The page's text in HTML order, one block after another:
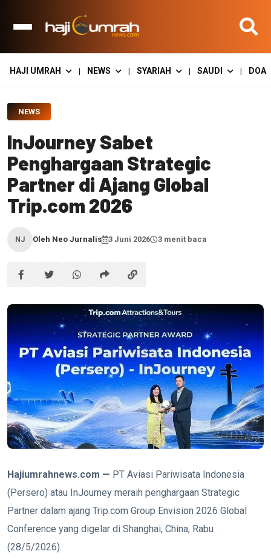
HAJI UMRAH | NEWS | SYARIAH | SAUDI | DOA
NEWS
InJourney Sabet
Penghargaan Strategic
Partner di Ajang Global
Trip.com 2026
NJ Oleh Neo Jurnalis 3 Juni 2026 3 menit baca
Hajiumrahnews.com — PT Aviasi Pariwisata Indonesia
(Persero) atau InJourney meraih penghargaan Strategic
Partner dalam ajang Trip.com Group Envision 2026 Global
Conference yang digelar di Shanghai, China, Rabu
(28/5/2026).